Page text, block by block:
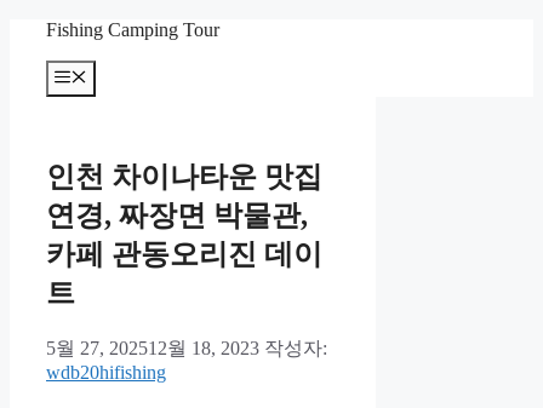
Fishing Camping Tour
메
뉴
인천 차이나타운 맛집
연경, 짜장면 박물관,
카페 관동오리진 데이
트
5월 27, 202512월 18, 2023 작성자:
wdb20hifishing